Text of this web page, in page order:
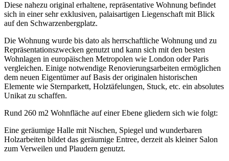
Diese nahezu original erhaltene, repräsentative Wohnung befindet
sich in einer sehr exklusiven, palaisartigen Liegenschaft mit Blick
auf den Schwarzenbergplatz.
Die Wohnung wurde bis dato als herrschaftliche Wohnung und zu
Repräsentationszwecken genutzt und kann sich mit den besten
Wohnlagen in europäischen Metropolen wie London oder Paris
vergleichen. Einige notwendige Renovierungsarbeiten ermöglichen
dem neuen Eigentümer auf Basis der originalen historischen
Elemente wie Sternparkett, Holztäfelungen, Stuck, etc. ein absolutes
Unikat zu schaffen.
Rund 260 m2 Wohnfläche auf einer Ebene gliedern sich wie folgt:
Eine geräumige Halle mit Nischen, Spiegel und wunderbaren
Holzarbeiten bildet das geräumige Entree, derzeit als kleiner Salon
zum Verweilen und Plaudern genutzt.